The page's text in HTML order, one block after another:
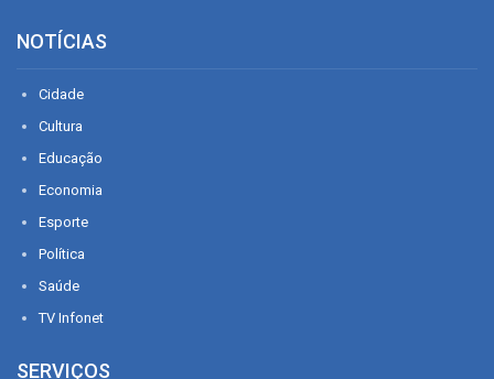
NOTÍCIAS
Cidade
Cultura
Educação
Economia
Esporte
Política
Saúde
TV Infonet
SERVIÇOS